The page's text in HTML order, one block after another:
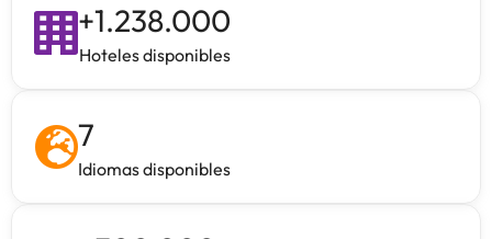
+1.238.000
Hoteles disponibles
7
Idiomas disponibles